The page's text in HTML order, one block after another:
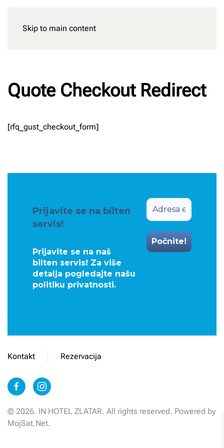
Skip to main content
Quote Checkout Redirect
[rfq_gust_checkout_form]
Prijavite se na bilten
servis!
Prijavite se na naš
bilten servis! Za više
detalja pogledajte našu
politiku privatnosti.
Kontakt Rezervacija
© 2026. IN HOTEL ZLATAR. All rights reserved. Powered by
MojSat.Net.